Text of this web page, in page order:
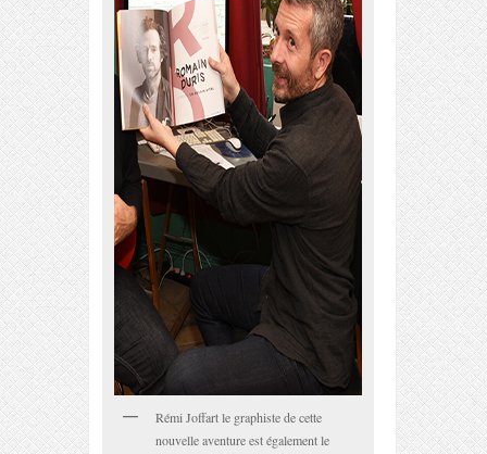
Rémi Joffart le graphiste de cette
nouvelle aventure est également le